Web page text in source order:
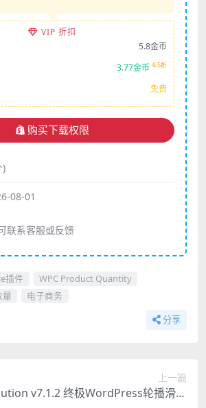
VIP 折扣
5.8金币
3.77金币 6.5折
免费
购买下载权限
)
08-01
联系客服或反馈
插件
WPC Product Quantity
量 电子商务
分享
上一篇
v7.1.2 终极WordPress轮播滑块